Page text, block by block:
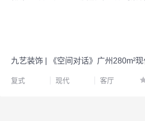
复式 现代 客厅